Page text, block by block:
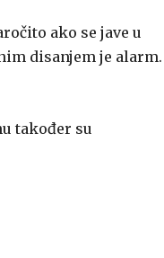
ako se jave u
disanjem je alarm.
također su